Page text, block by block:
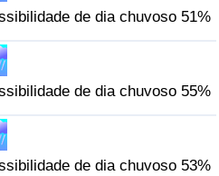
de dia chuvoso 51%
de dia chuvoso 55%
de dia chuvoso 53%